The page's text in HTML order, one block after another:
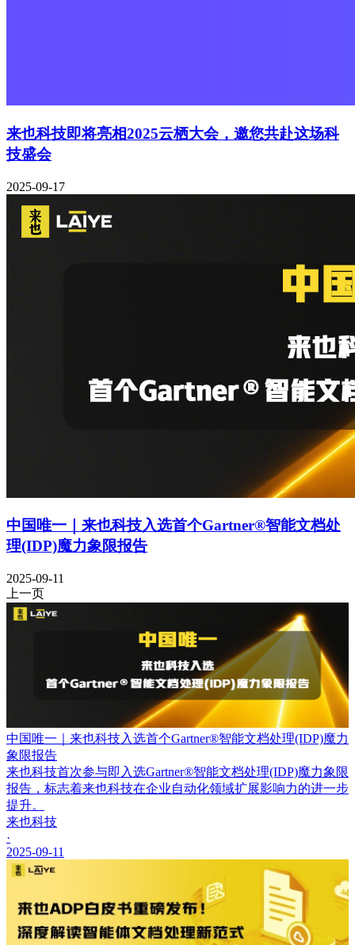
来也科技即将亮相2025云栖大会，邀您共赴这场科
技盛会
2025-09-17
中国唯一｜来也科技入选首个Gartner®智能文档处
理(IDP)魔力象限报告
2025-09-11
上一页
中国唯一｜来也科技入选首个Gartner®智能文档处理(IDP)魔力
象限报告
来也科技首次参与即入选Gartner®智能文档处理(IDP)魔力象限
报告，标志着来也科技在企业自动化领域扩展影响力的进一步
提升。
来也科技
·
2025-09-11